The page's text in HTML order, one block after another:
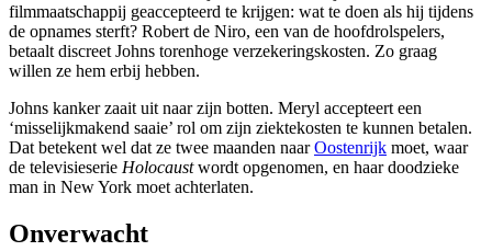
filmmaatschappij geaccepteerd te krijgen: wat te doen als hij tijdens
de opnames sterft? Robert de Niro, een van de hoofdrolspelers,
betaalt discreet Johns torenhoge verzekeringskosten. Zo graag
willen ze hem erbij hebben.
Johns kanker zaait uit naar zijn botten. Meryl accepteert een
‘misselijkmakend saaie’ rol om zijn ziektekosten te kunnen betalen.
Dat betekent wel dat ze twee maanden naarOostenrijk moet, waar
de televisieserie Holocaustwordt opgenomen, en haar doodzieke
man in New York moet achterlaten.
Onverwacht